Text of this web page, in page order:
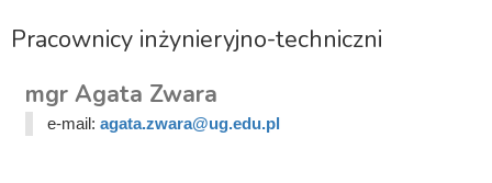
Pracownicy inżynieryjno-techniczni
mgr Agata Zwara
e-mail: agata.zwara@ug.edu.pl